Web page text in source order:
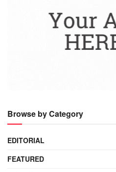
Browse by Category
EDITORIAL
FEATURED